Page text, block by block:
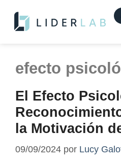
efecto
El Efecto
la Motivación
09/09/2024 por Lucy